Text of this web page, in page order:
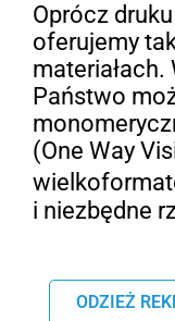
Oprócz
oferujemy
Państwo
(One Way
i niezbędne
ODZIEŻ